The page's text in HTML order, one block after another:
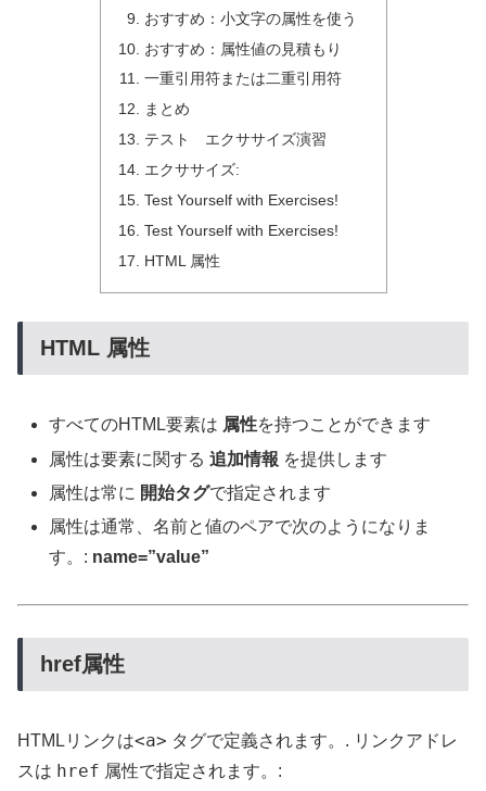
おすすめ：小文字の属性を使う
おすすめ：属性値の見積もり
一重引用符または二重引用符
まとめ
テスト エクササイズ演習
エクササイズ:
Test Yourself with Exercises!
Test Yourself with Exercises!
HTML 属性
HTML 属性
すべてのHTML要素は 属性を持つことができます
属性は要素に関する追加情報 を提供します
属性は常に 開始タグで指定されます
属性は通常、名前と値のペアで次のようになりま
す。: name=”value”
href属性
HTMLリンクは<a> タグで定義されます。. リンクアドレ
スは href 属性で指定されます。: